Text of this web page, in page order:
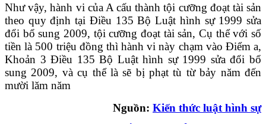
Như vậy, hành vi của A cấu thành tội cưỡng đoạt tài sản
theo quy định tại Điều 135 Bộ Luật hình sự 1999 sửa
đổi bổ sung 2009, tội cưỡng đoạt tài sản, Cụ thể với số
tiền là 500 triệu đồng thì hành vi này chạm vào Điểm a,
Khoản 3 Điều 135 Bộ Luật hình sự 1999 sửa đổi bổ
sung 2009, và cụ thể là sẽ bị phạt tù từ bảy năm đến
mười lăm năm
Nguồn: Kiến thức luật hình sự